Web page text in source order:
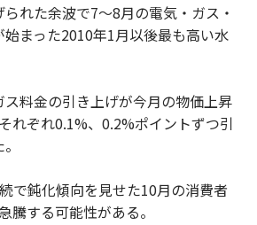
れた余波で7～8月の電気・ガス・
まった2010年1月以後最も高い水
料金の引き上げが今月の物価上昇
れぞれ0.1%、0.2%ポイントずつ引
で鈍化傾向を見せた10月の消費者
騰する可能性がある。